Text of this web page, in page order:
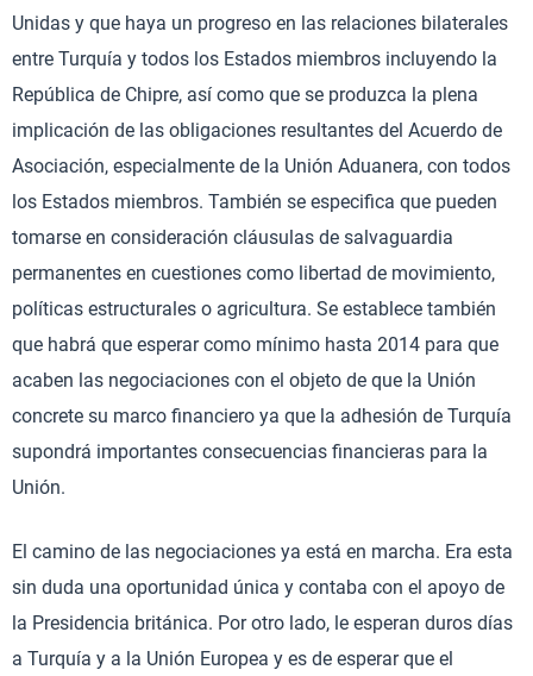
Unidas y que haya un progreso en las relaciones bilaterales
entre Turquía y todos los Estados miembros incluyendo la
República de Chipre, así como que se produzca la plena
implicación de las obligaciones resultantes del Acuerdo de
Asociación, especialmente de la Unión Aduanera, con todos
los Estados miembros. También se especifica que pueden
tomarse en consideración cláusulas de salvaguardia
permanentes en cuestiones como libertad de movimiento,
políticas estructurales o agricultura. Se establece también
que habrá que esperar como mínimo hasta 2014 para que
acaben las negociaciones con el objeto de que la Unión
concrete su marco financiero ya que la adhesión de Turquía
supondrá importantes consecuencias financieras para la
Unión.
El camino de las negociaciones ya está en marcha. Era esta
sin duda una oportunidad única y contaba con el apoyo de
la Presidencia británica. Por otro lado, le esperan duros días
a Turquía y a la Unión Europea y es de esperar que el